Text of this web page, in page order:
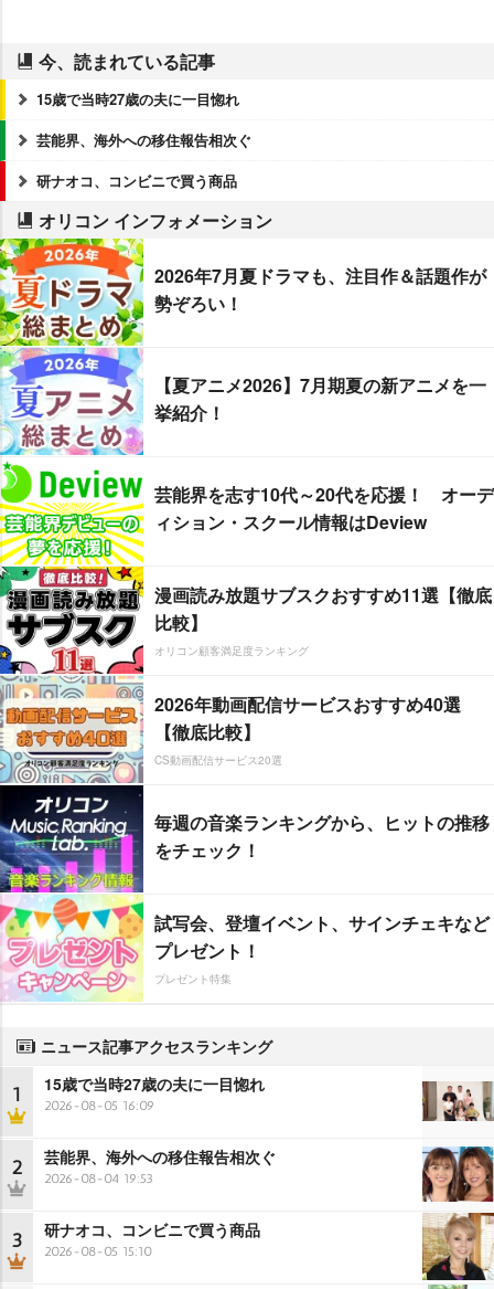
今、読まれている記事
15歳で当時27歳の夫に一目惚れ
芸能界、海外への移住報告相次ぐ
研ナオコ、コンビニで買う商品
オリコン インフォメーション
2026年7月夏ドラマも、注目作＆話題作が
勢ぞろい！
【夏アニメ2026】7月期夏の新アニメを一
挙紹介！
芸能界を志す10代～20代を応援！ オーデ
ィション・スクール情報はDeview
漫画読み放題サブスクおすすめ11選【徹底
比較】
オリコン顧客満足度ランキング
2026年動画配信サービスおすすめ40選
【徹底比較】
CS動画配信サービス20選
毎週の音楽ランキングから、ヒットの推移
をチェック！
試写会、登壇イベント、サインチェキなど
プレゼント！
プレゼント特集
ニュース記事アクセスランキング
1 15歳で当時27歳の夫に一目惚れ
2026-08-05 16:09
2 芸能界、海外への移住報告相次ぐ
2026-08-04 19:53
3 研ナオコ、コンビニで買う商品
2026-08-05 15:10